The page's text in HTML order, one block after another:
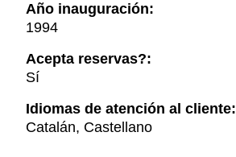
Año inauguración:
1994
Acepta reservas?:
Sí
Idiomas de atención al cliente:
Catalán, Castellano